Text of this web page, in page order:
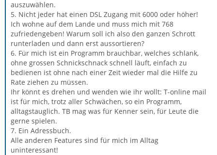
auszuwählen.
5. Nicht jeder hat einen DSL Zugang mit 6000 oder höher!
Ich wohne auf dem Lande und muss mich mit 768
zufriedengeben! Warum soll ich also den ganzen Schrott
runterladen und dann erst aussortieren?
6. Für mich ist ein Programm brauchbar, welches schlank,
ohne grossen Schnickschnack schnell läuft, einfach zu
bedienen ist ohne nach einer Zeit wieder mal die Hilfe zu
Rate ziehen zu müssen.
Ihr könnt es drehen und wenden wie ihr wollt: T-online mail
ist für mich, trotz aller Schwächen, so ein Programm,
alltagstauglich. TB mag was für Kenner sein, für Leute die
gerne spielen.
7. Ein Adressbuch.
Alle anderen Features sind für mich im Alltag
uninteressant!